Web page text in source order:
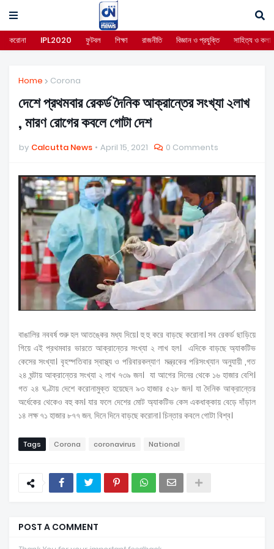
করোনা IPL2020 ফুটবল শিক্ষা রাজনীতি বিজ্ঞান ও প্রযুক্তি সাহিত্য ও কলা
Home Corona
দেশে প্রথমবার রেকর্ড দৈনিক আক্রান্তের সংখ্যা ২লাখ
, মারণ রোগের কবলে গোটা দেশ
by Calcutta News April 15, 2021 0 Comments
বাঙালির নববর্ষ শুরু হল আতঙ্কের মধ্য দিয়ে। হু হু করে বাড়ছে করোনা। সব রেকর্ড ছাড়িয়ে
গিয়ে এই প্রথমবার ভারতে আক্রান্তের সংখ্যা ২ লাখ হল। এদিকে বাড়ছে অ্যাকটিভ
কেসের সংখ্যা। বৃহস্পতিবার স্বাস্থ্য ও পরিবারকল্যাণ মন্ত্রকের পরিসংখ্যান অনুযায়ী ,গত
২৪ ঘন্টায় আক্রান্তের সংখ্যা ২ লাখ ৭৩৯ জন। যা আগের দিনের থেকে ১৬ হাজার বেশি।
গত ২৪ ঘণ্টায় দেশে করোনামুক্ত হয়েছেন ৯৩ হাজার ৫২৮ জন। যা দৈনিক আক্রান্তের
অর্ধেকের থেকেও বহু কম। যার ফলে দেশের মোট অ্যাকটিভ কেস একধাক্কায় বেড়ে দাঁড়াল
১৪ লক্ষ ৭১ হাজার ৮৭৭ জন. দিনে দিনে বাড়ছে করোনা। চিন্তার কবলে গোটা বিশ্ব।
Tags Corona coronavirus National
POST A COMMENT